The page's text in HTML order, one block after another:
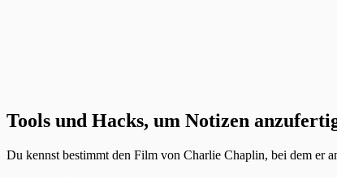
Tools und Hacks, um Notizen
Du kennst bestimmt den Film von Charlie Chaplin, bei dem er